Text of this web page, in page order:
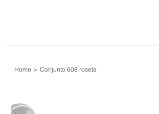
Home > Conjunto 608 roseta